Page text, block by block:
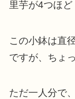
里芋が4つほど
この小鉢は直
ですが、ちょ
ただ一人分で、